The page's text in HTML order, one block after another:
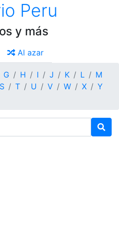
Peru
y más
Al azar
G H I J K L
M
S T U V W X
Y